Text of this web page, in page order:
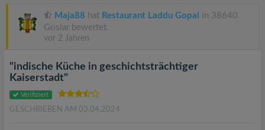
Maja88 hat Restaurant Laddu Gopal
in 38640
Goslar bewertet.
vor 2 Jahren
"indische Küche in geschichtsträchtiger
Kaiserstadt"
Verifiziert
GESCHRIEBEN AM 03.04.2024